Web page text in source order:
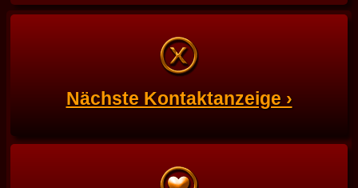
Nächste Kontaktanzeige ›